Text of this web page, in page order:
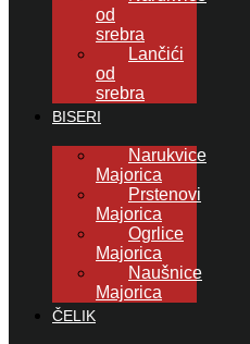
od
srebra
Lančići
od
srebra
BISERI
Narukvice
Majorica
Prstenovi
Majorica
Ogrlice
Majorica
Naušnice
Majorica
ČELIK